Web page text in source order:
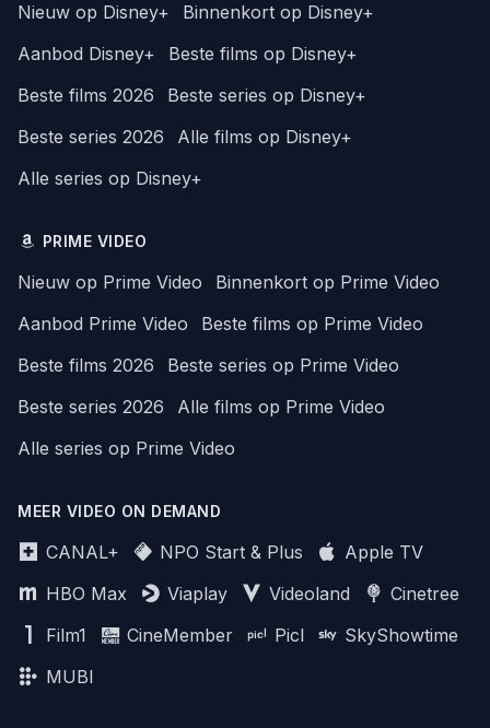
Nieuw op Disney+
Binnenkort op Disney+
Aanbod Disney+
Beste films op Disney+
Beste films 2026
Beste series op Disney+
Beste series 2026
Alle films op Disney+
Alle series op Disney+
PRIME VIDEO
Nieuw op Prime Video
Binnenkort op Prime Video
Aanbod Prime Video
Beste films op Prime Video
Beste films 2026
Beste series op Prime Video
Beste series 2026
Alle films op Prime Video
Alle series op Prime Video
MEER VIDEO ON DEMAND
CANAL+ NPO Start & Plus
Apple TV
HBO Max
Viaplay Videoland
Cinetree
Film1
CineMember Picl
SkyShowtime
MUBI